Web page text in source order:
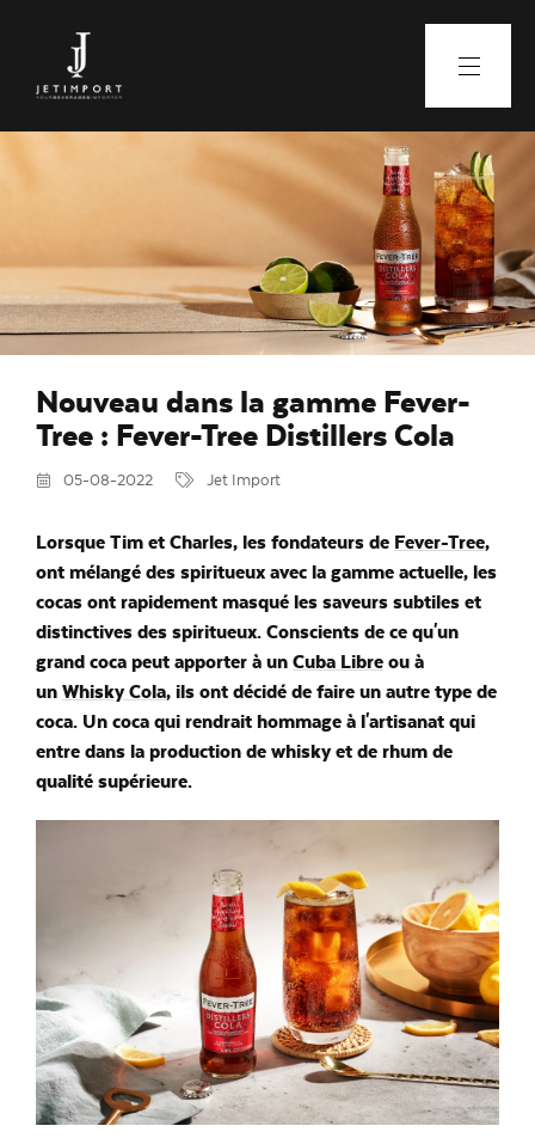
Nouveau dans la gamme Fever-
Tree : Fever-Tree Distillers Cola
05-08-2022 Jet Import
Lorsque Tim et Charles, les fondateurs de Fever-Tree,
ont mélangé des spiritueux avec la gamme actuelle, les
cocas ont rapidement masqué les saveurs subtiles et
distinctives des spiritueux. Conscients de ce qu'un
grand coca peut apporter à un Cuba Libre ou à
un Whisky Cola, ils ont décidé de faire un autre type de
coca. Un coca qui rendrait hommage à l'artisanat qui
entre dans la production de whisky et de rhum de
qualité supérieure.